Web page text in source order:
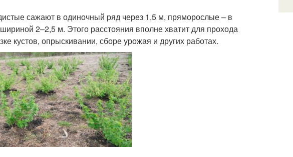
сажают в одиночный ряд через 1,5 м, пряморослые – в
2–2,5 м. Этого расстояния вполне хватит для прохода
кустов, опрыскивании, сборе урожая и других работах.